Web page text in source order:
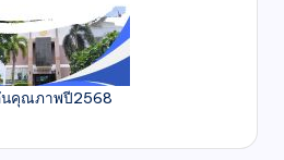
นคุณภาพปี2568